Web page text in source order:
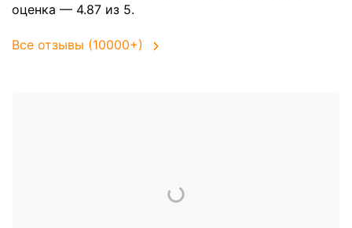
оценка — 4.87 из 5.
Все отзывы (10000+)